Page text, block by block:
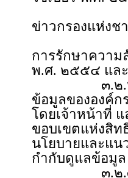
(๕) พร
ข่าวกรองแห่ง
(๖) ระเ
การรักษาความ
พ.ศ. ๒๕๕๔ แล
๓.๒.๒ กา
ข้อมูลขององค์ก
โดยเจ้าหน้าที่ แ
ขอบเขตแห่งสิ
นโยบายและแ
กำกับดูแลข้อมูล
๓.๒.๓ สำ